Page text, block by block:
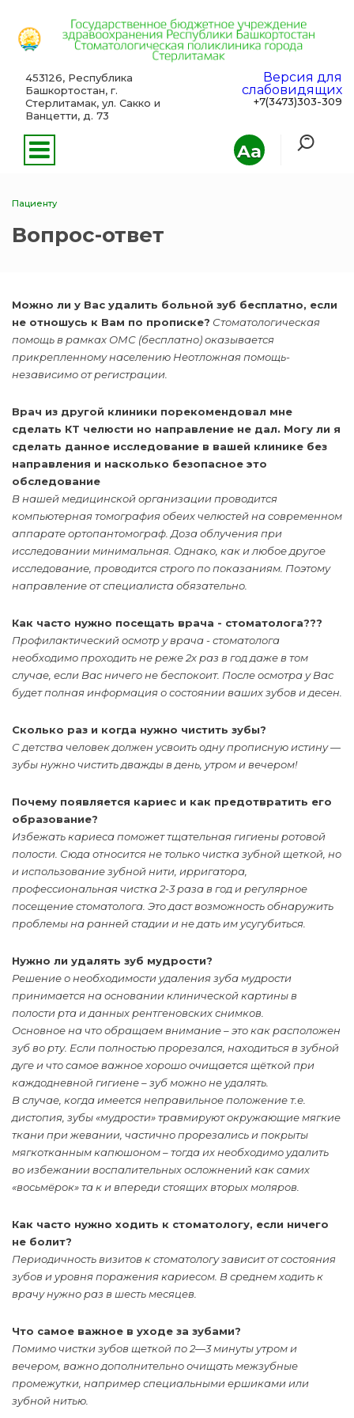
Aa
453126, Республика
Башкортостан, г.
Стерлитамак, ул. Сакко и
Ванцетти, д. 73
Версия для
слабовидящих
+7(3473)303-309
Пациенту
Вопрос-ответ
Можно ли у Вас удалить больной зуб бесплатно, если
не отношусь к Вам по прописке? Стоматологическая
помощь в рамках ОМС (бесплатно) оказывается
прикрепленному населению Неотложная помощь-
независимо от регистрации.
Врач из другой клиники порекомендовал мне
сделать КТ челюсти но направление не дал. Могу ли я
сделать данное исследование в вашей клинике без
направления и насколько безопасное это
обследование
В нашей медицинской организации проводится
компьютерная томография обеих челюстей на современном
аппарате ортопантомограф. Доза облучения при
исследовании минимальная. Однако, как и любое другое
исследование, проводится строго по показаниям. Поэтому
направление от специалиста обязательно.
Как часто нужно посещать врача - стоматолога???
Профилактический осмотр у врача - стоматолога
необходимо проходить не реже 2х раз в год даже в том
случае, если Вас ничего не беспокоит. После осмотра у Вас
будет полная информация о состоянии ваших зубов и десен.
Сколько раз и когда нужно чистить зубы?
С детства человек должен усвоить одну прописную истину —
зубы нужно чистить дважды в день, утром и вечером!
Почему появляется кариес и как предотвратить его
образование?
Избежать кариеса поможет тщательная гигиены ротовой
полости. Сюда относится не только чистка зубной щеткой, но
и использование зубной нити, ирригатора,
профессиональная чистка 2-3 раза в год и регулярное
посещение стоматолога. Это даст возможность обнаружить
проблемы на ранней стадии и не дать им усугубиться.
Нужно ли удалять зуб мудрости?
Решение о необходимости удаления зуба мудрости
принимается на основании клинической картины в
полости рта и данных рентгеновских снимков.
Основное на что обращаем внимание – это как расположен
зуб во рту. Если полностью прорезался, находиться в зубной
дуге и что самое важное хорошо очищается щёткой при
каждодневной гигиене – зуб можно не удалять.
В случае, когда имеется неправильное положение т.е.
дистопия, зубы «мудрости» травмируют окружающие мягкие
ткани при жевании, частично прорезались и покрыты
мягкотканным капюшоном – тогда их необходимо удалить
во избежании воспалительных осложнений как самих
«восьмёрок» та к и впереди стоящих вторых моляров.
Как часто нужно ходить к стоматологу, если ничего
не болит?
Периодичность визитов к стоматологу зависит от состояния
зубов и уровня поражения кариесом. В среднем ходить к
врачу нужно раз в шесть месяцев.
Что самое важное в уходе за зубами?
Помимо чистки зубов щеткой по 2—3 минуты утром и
вечером, важно дополнительно очищать межзубные
промежутки, например специальными ершиками или
зубной нитью.